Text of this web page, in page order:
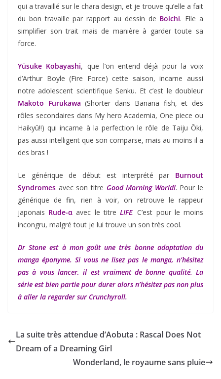
qui a travaillé sur le chara design, et je trouve qu’elle a fait
du bon travaille par rapport au dessin de Boichi. Elle a
simplifier son trait mais de manière à garder toute sa
force.
Yūsuke Kobayashi, que l’on entend déjà pour la voix
d’Arthur Boyle (Fire Force) cette saison, incarne aussi
notre adolescent scientifique Senku. Et c’est le doubleur
Makoto Furukawa (Shorter dans Banana fish, et des
rôles secondaires dans My hero Academia, One piece ou
Haikyū!!) qui incarne à la perfection le rôle de Taiju Ōki,
pas aussi intelligent que son comparse, mais au moins il a
des bras !
Le générique de début est interprété par Burnout
Syndromes avec son titre Good Morning World!. Pour le
générique de fin, rien à voir, on retrouve le rappeur
japonais Rude-α avec le titreLIFE. C’est pour le moins
incongru, malgré tout je lui trouve un son très cool.
Dr Stone est à mon goût une très bonne adaptation du
manga éponyme. Si vous ne lisez pas le manga, n’hésitez
pas à vous lancer, il est vraiment de bonne qualité. La
série est bien partie pour durer alors n’hésitez pas non plus
à aller la regarder sur Crunchyroll.
La suite très attendue d’Aobuta : Rascal Does Not
Dream of a Dreaming Girl
Wonderland, le royaume sans pluie